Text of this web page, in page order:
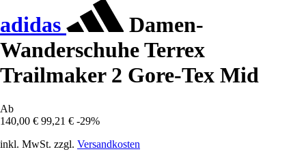
adidas
Damen-
Wanderschuhe Terrex
Trailmaker 2 Gore-Tex Mid
Ab
140,00 € 99,21 € -29%
inkl. MwSt. zzgl. Versandkosten